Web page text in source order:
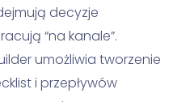
decyzje
“na kanale”.
umożliwia tworzenie
i przepływów